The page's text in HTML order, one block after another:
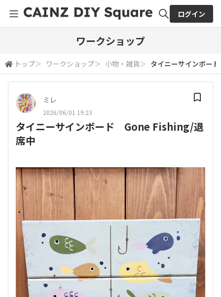
検索
ログイン
ワークショップ
トップ＞ ワークショップ＞ 小物・雑貨＞ タイニーサインボー
ミレ
2026/06/01 19:23
タイニーサインボード Gone Fishing/退
席中